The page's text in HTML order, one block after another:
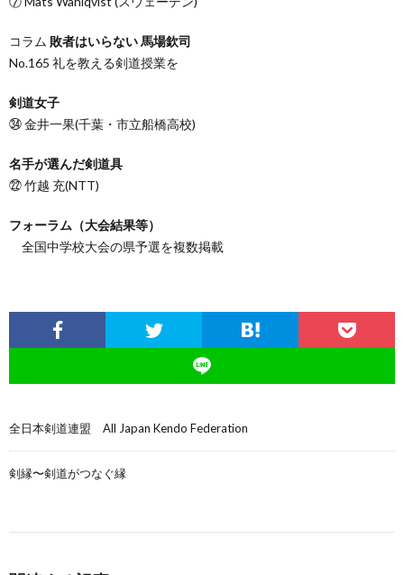
コラム 敗者はいらない 馬場欽司
No.165 礼を教える剣道授業を
剣道女子
㉞ 金井一果(千葉・市立船橋高校)
名手が選んだ剣道具
㉒ 竹越 充(NTT)
フォーラム（大会結果等）
全国中学校大会の県予選を複数掲載
全日本剣道連盟 All Japan Kendo Federation
剣縁〜剣道がつなぐ縁